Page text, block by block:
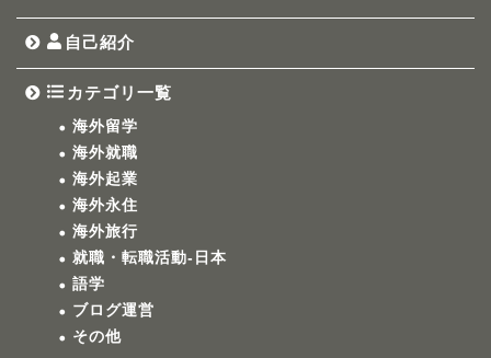
自己紹介
カテゴリ一覧
海外留学
海外就職
海外起業
海外永住
海外旅行
就職・転職活動-日本
語学
ブログ運営
その他